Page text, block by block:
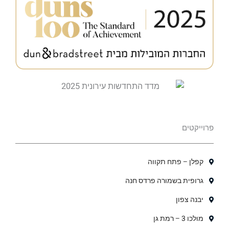
פרוייקטים
קפלן – פתח תקווה
גרופית בשמורה פרדס חנה
יבנה צפון
מולכו 3 – רמת גן